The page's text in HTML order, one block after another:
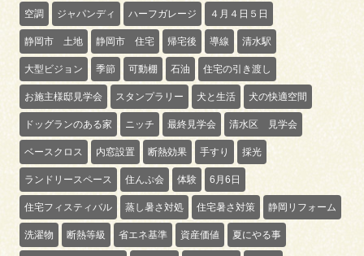
空調 ジャパンディ ハーフガレージ ４月４日５日
静岡市 土地 静岡市 住宅 帰宅後 導線 清水駅
大型ビジョン 季節 可動棚 石油 住宅の引き渡し
お施主様邸見学会 スタンプラリー 犬と生活 犬の快適空間
ドッグランのある家 ニッチ 最終見学会 清水区 見学会
ベースクロス 内窓設置 断熱効果 手すり 採光
ランドリースペース 住んぷ会 体験 6月6日
住宅フィスティバル 蒸し暑さ対処 住宅暑さ対策 静岡リフォーム
洗濯物 断熱等級 省エネ基準 資産価値 夏にやる事